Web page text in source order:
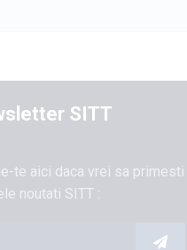
SITT
te aici daca vrei sa primesti
noutati SITT :